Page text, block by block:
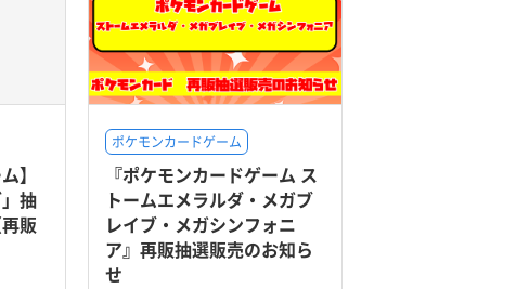
】
抽
販
ポケモンカードゲーム
『ポケモンカードゲーム ス
トームエメラルダ・メガブ
レイブ・メガシンフォニ
ア』再販抽選販売のお知ら
せ